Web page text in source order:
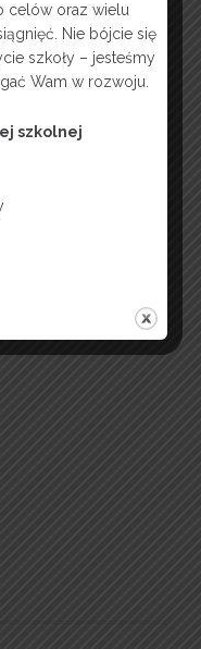
celów oraz wielu
Nie bójcie się
szkoły – jesteśmy
Wam w rozwoju.
szkolnej